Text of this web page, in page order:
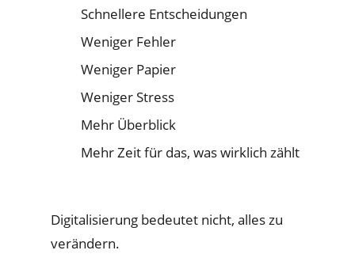
Schnellere Entscheidungen
Weniger Fehler
Weniger Papier
Weniger Stress
Mehr Überblick
Mehr Zeit für das, was wirklich zählt
Digitalisierung bedeutet nicht, alles zu
verändern.